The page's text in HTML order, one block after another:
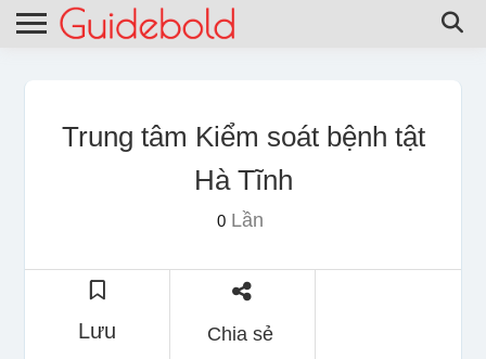
Trung tâm Kiểm soát bệnh tật
Hà Tĩnh
0Lần
Lưu Chia sẻ